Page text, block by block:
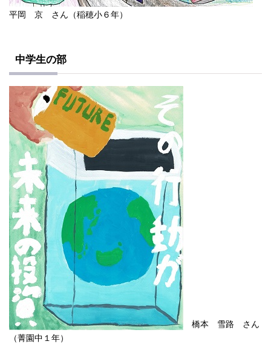
平岡 京 さん（稲穂小６年）
中学生の部
橋本 雪路 さん
（菁園中１年）